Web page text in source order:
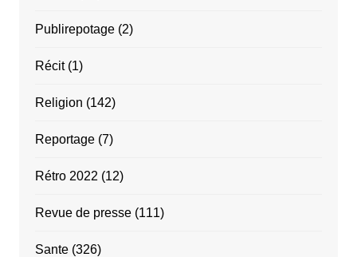
Publirepotage(2)
Récit(1)
Religion (142)
Reportage(7)
Rétro 2022 (12)
Revue de presse(111)
Sante(326)